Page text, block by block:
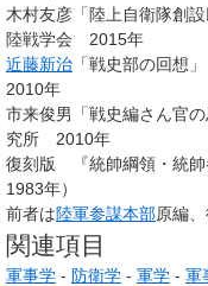
木村友彦「陸上自衛隊創
陸戦学会 2015年
近藤新治 「戦史部の回想
2010年
市来俊男「戦史編さん官
究所 2010年
復刻版 『統帥綱領・統帥
1983年）
前者は陸軍参謀本部原編
関連項目
軍事学 - 防衛学 - 軍学 - 軍